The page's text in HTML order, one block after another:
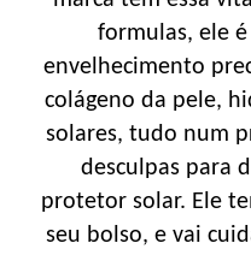
formulas, ele
envelhecimento
colágeno da pele,
solares, tudo num
desculpas para
protetor solar. Ele
seu bolso, e vai